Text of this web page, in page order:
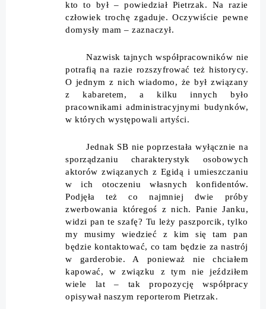
kto to był – powiedział Pietrzak. Na razie
człowiek trochę zgaduje. Oczywiście pewne
domysły mam – zaznaczył.
Nazwisk tajnych współpracowników nie
potrafią na razie rozszyfrować też historycy.
O jednym z nich wiadomo, że był związany
z kabaretem, a kilku innych było
pracownikami administracyjnymi budynków,
w których występowali artyści.
Jednak SB nie poprzestała wyłącznie na
sporządzaniu charakterystyk osobowych
aktorów związanych z Egidą i umieszczaniu
w ich otoczeniu własnych konfidentów.
Podjęła też co najmniej dwie próby
zwerbowania któregoś z nich. Panie Janku,
widzi pan te szafę? Tu leży paszporcik, tylko
my musimy wiedzieć z kim się tam pan
będzie kontaktować, co tam będzie za nastrój
w garderobie. A ponieważ nie chciałem
kapować, w związku z tym nie jeździłem
wiele lat – tak propozycję współpracy
opisywał naszym reporterom Pietrzak.